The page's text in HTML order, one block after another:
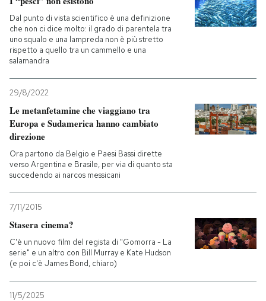
Dal punto di vista scientifico è una definizione
che non ci dice molto: il grado di parentela tra
uno squalo e una lampreda non è più stretto
rispetto a quello tra un cammello e una
salamandra
29/8/2022
Le metanfetamine che viaggiano tra
Europa e Sudamerica hanno cambiato
direzione
Ora partono da Belgio e Paesi Bassi dirette
verso Argentina e Brasile, per via di quanto sta
succedendo ai narcos messicani
7/11/2015
Stasera cinema?
C'è un nuovo film del regista di "Gomorra - La
serie" e un altro con Bill Murray e Kate Hudson
(e poi c'è James Bond, chiaro)
11/5/2025